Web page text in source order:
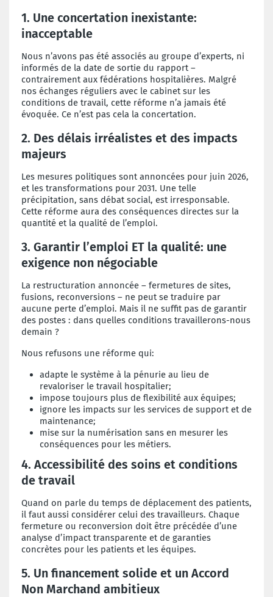
1. Une concertation inexistante:
inacceptable
Nous n’avons pas été associés au groupe d’experts, ni
informés de la date de sortie du rapport –
contrairement aux fédérations hospitalières. Malgré
nos échanges réguliers avec le cabinet sur les
conditions de travail, cette réforme n’a jamais été
évoquée. Ce n’est pas cela la concertation.
2. Des délais irréalistes et des impacts
majeurs
Les mesures politiques sont annoncées pour juin 2026,
et les transformations pour 2031. Une telle
précipitation, sans débat social, est irresponsable.
Cette réforme aura des conséquences directes sur la
quantité et la qualité de l’emploi.
3. Garantir l’emploi ET la qualité: une
exigence non négociable
La restructuration annoncée – fermetures de sites,
fusions, reconversions – ne peut se traduire par
aucune perte d’emploi. Mais il ne suffit pas de garantir
des postes : dans quelles conditions travaillerons-nous
demain ?
Nous refusons une réforme qui:
adapte le système à la pénurie au lieu de
revaloriser le travail hospitalier;
impose toujours plus de flexibilité aux équipes;
ignore les impacts sur les services de support et de
maintenance;
mise sur la numérisation sans en mesurer les
conséquences pour les métiers.
4. Accessibilité des soins et conditions
de travail
Quand on parle du temps de déplacement des patients,
il faut aussi considérer celui des travailleurs. Chaque
fermeture ou reconversion doit être précédée d’une
analyse d’impact transparente et de garanties
concrètes pour les patients et les équipes.
5. Un financement solide et un Accord
Non Marchand ambitieux